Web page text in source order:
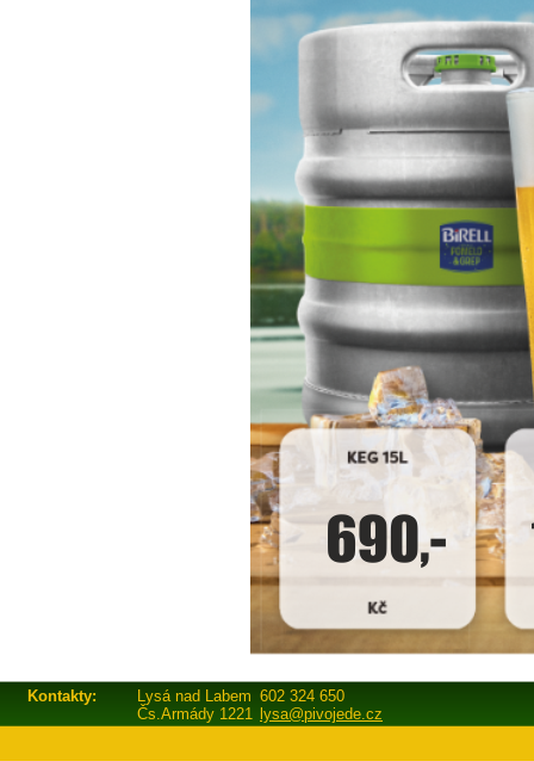
Kontakty: Lysá nad Labem 602 324 650
Čs.Armády 1221 lysa@pivojede.cz